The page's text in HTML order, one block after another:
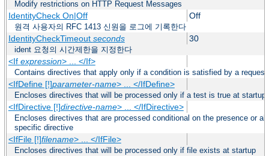
Modify restrictions on HTTP Request Messages
IdentityCheck On|Off Off
원격 사용자의 RFC 1413 신원을 로그에 기록한다
IdentityCheckTimeout seconds 30
ident 요청의 시간제한을 지정한다
<If expression> ... </If>
Contains directives that apply only if a condition is satisfied by a
<IfDefine [!]parameter-name> ... </IfDefine>
Encloses directives that will be processed only if a test is true at startup
<IfDirective [!]directive-name> ... </IfDirective>
Encloses directives that are processed conditional on the presence or
specific directive
<IfFile [!]filename> ... </IfFile>
Encloses directives that will be processed only if file exists at startup